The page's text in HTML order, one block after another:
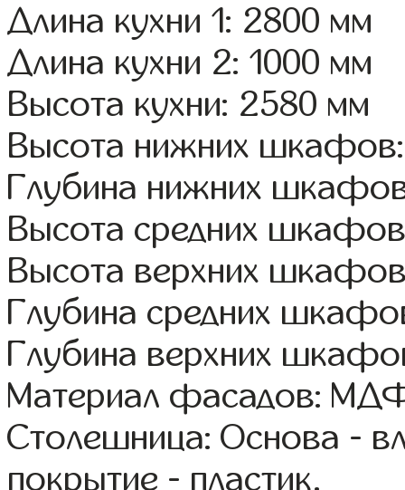
Длина кухни 1: 2800 мм
Длина кухни 2: 1000 мм
Высота кухни: 2580 мм
Высота нижних
Глубина нижних
Высота средних
Высота верхних
Глубина средних
Глубина верхних
Материал фасадов:
Столешница: Основа -
покрытие - пластик.